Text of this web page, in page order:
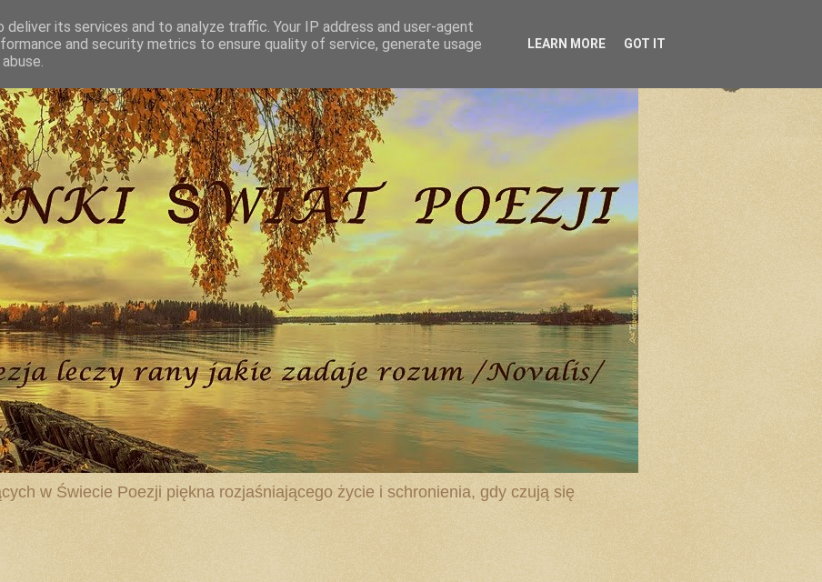
w Świecie Poezji piękna rozjaśniającego życie i schronienia, gdy czują się
its services and to analyze traffic. Your IP address and user-agent
and security metrics to ensure quality of service, generate usage
LEARN MORE GOT IT